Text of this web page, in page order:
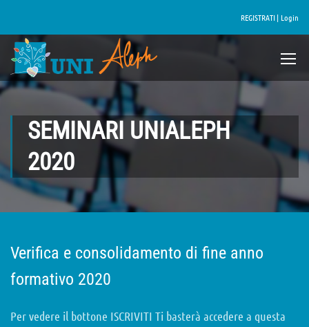
REGISTRATI | Login
SEMINARI UNIALEPH
2020
Verifica e consolidamento di fine anno
formativo 2020
Per vedere il bottone ISCRIVITI Ti basterà accedere a questa